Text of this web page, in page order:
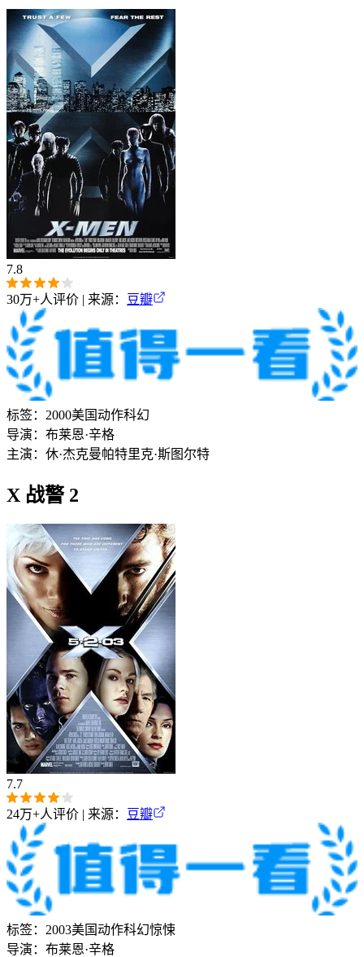
7.8
30万+人评价 | 来源： 豆瓣
标签： 2000美国动作科幻
导演： 布莱恩·辛格
主演： 休·杰克曼帕特里克·斯图尔特
X 战警 2
7.7
24万+人评价 | 来源： 豆瓣
标签： 2003美国动作科幻惊悚
导演： 布莱恩·辛格